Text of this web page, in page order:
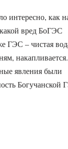
интересно, как
вред БоГЭС
ГЭС – чистая
накапливается.
явления были
Богучанской